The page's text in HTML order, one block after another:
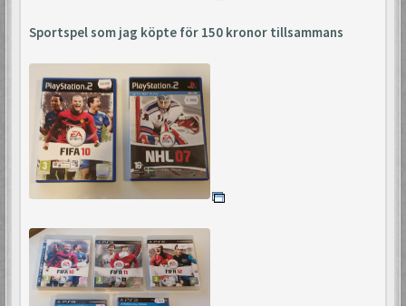
Sportspel som jag köpte för 150 kronor tillsammans